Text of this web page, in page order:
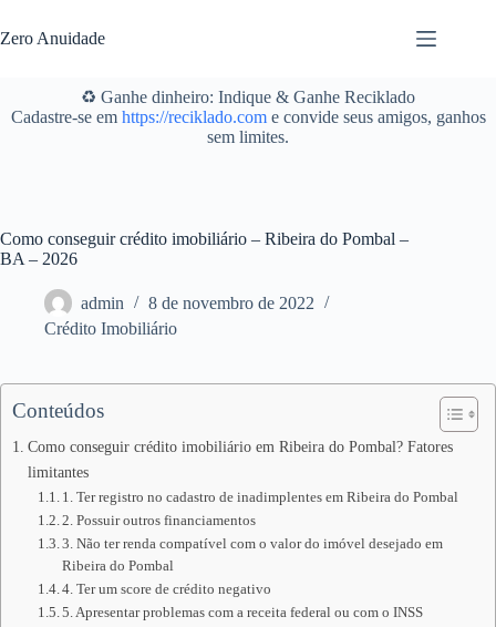
para
o
Zero Anuidade
♻️ Ganhe dinheiro: Indique & Ganhe Reciklado
Cadastre-se em https://reciklado.come convide seus amigos, ganhos
sem limites.
Como conseguir crédito imobiliário – Ribeira do Pombal –
BA – 2026
admin
8 de novembro de 2022
Crédito Imobiliário
Conteúdos
Como conseguir crédito imobiliário em Ribeira do Pombal? Fatores
limitantes
1. Ter registro no cadastro de inadimplentes em Ribeira do Pombal
2. Possuir outros financiamentos
3. Não ter renda compatível com o valor do imóvel desejado em
Ribeira do Pombal
4. Ter um score de crédito negativo
5. Apresentar problemas com a receita federal ou com o INSS